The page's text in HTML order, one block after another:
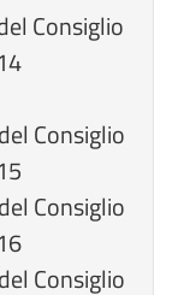
Consiglio
Consiglio
Consiglio
Consiglio